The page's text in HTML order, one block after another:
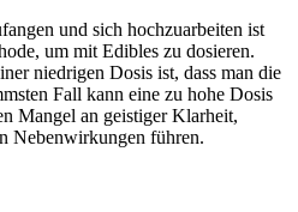
und sich hochzuarbeiten ist
um mit Edibles zu dosieren.
niedrigen Dosis ist, dass man die
Fall kann eine zu hohe Dosis
Mangel an geistiger Klarheit,
Nebenwirkungen führen.